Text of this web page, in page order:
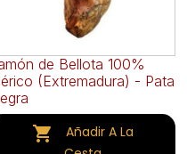
de Bellota 100%
(Extremadura) - Pata
